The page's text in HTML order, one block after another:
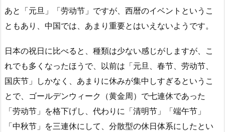
あと「元旦」「劳动节」ですが、西暦のイベントというこ
ともあり、中国では、あまり重要とはいえないようです。
日本の祝日に比べると、種類は少ない感じがしますが、こ
れでも多くなったほうで、以前は「元旦、春节、劳动节、
国庆节」しかなく、あまりに休みが集中しすぎるというこ
とで、ゴールデンウィーク（黄金周）で七連休であった
「劳动节」を格下げし、代わりに「清明节」「端午节」
「中秋节」を三連休にして、分散型の休日体系にしたとい